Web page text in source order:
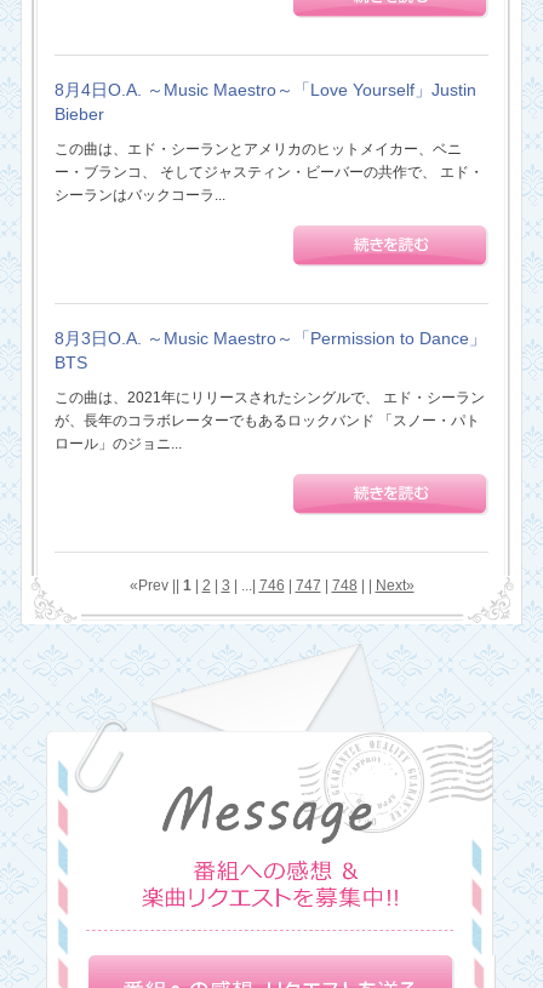
8月4日O.A. ～Music Maestro～「Love Yourself」Justin
Bieber
この曲は、エド・シーランとアメリカのヒットメイカー、ベニ
ー・ブランコ、 そしてジャスティン・ビーバーの共作で、 エド・
シーランはバックコーラ...
8月3日O.A. ～Music Maestro～「Permission to Dance」
BTS
この曲は、2021年にリリースされたシングルで、 エド・シーラン
が、長年のコラボレーターでもあるロックバンド 「スノー・パト
ロール」のジョニ...
«Prev || 1| 2 3 | ...| 746 747 748 Next»